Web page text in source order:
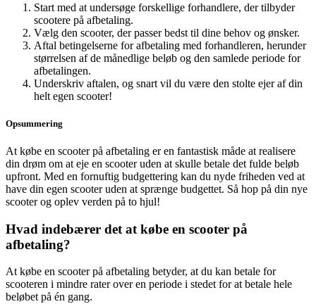
Start med at undersøge forskellige forhandlere, der tilbyder
scootere på afbetaling.
Vælg den scooter, der passer bedst til dine behov og ønsker.
Aftal betingelserne for afbetaling med forhandleren, herunder
størrelsen af de månedlige beløb og den samlede periode for
afbetalingen.
Underskriv aftalen, og snart vil du være den stolte ejer af din
helt egen scooter!
Opsummering
At købe en scooter på afbetaling er en fantastisk måde at realisere
din drøm om at eje en scooter uden at skulle betale det fulde beløb
upfront. Med en fornuftig budgettering kan du nyde friheden ved at
have din egen scooter uden at sprænge budgettet. Så hop på din nye
scooter og oplev verden på to hjul!
Hvad indebærer det at købe en scooter på
afbetaling?
At købe en scooter på afbetaling betyder, at du kan betale for
scooteren i mindre rater over en periode i stedet for at betale hele
beløbet på én gang.